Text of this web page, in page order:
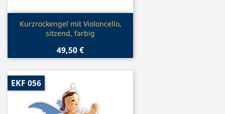
Vorschau
Kurzrockengel mit Violoncello,
sitzend, farbig
49,50 €
EKF 056